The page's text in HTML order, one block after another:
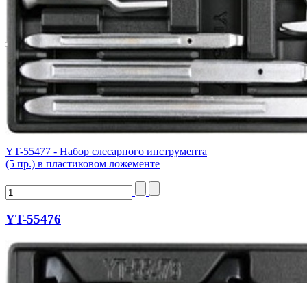
YT-55477 - Набор слесарного инструмента
(5 пр.) в пластиковом ложементе
YT-55476